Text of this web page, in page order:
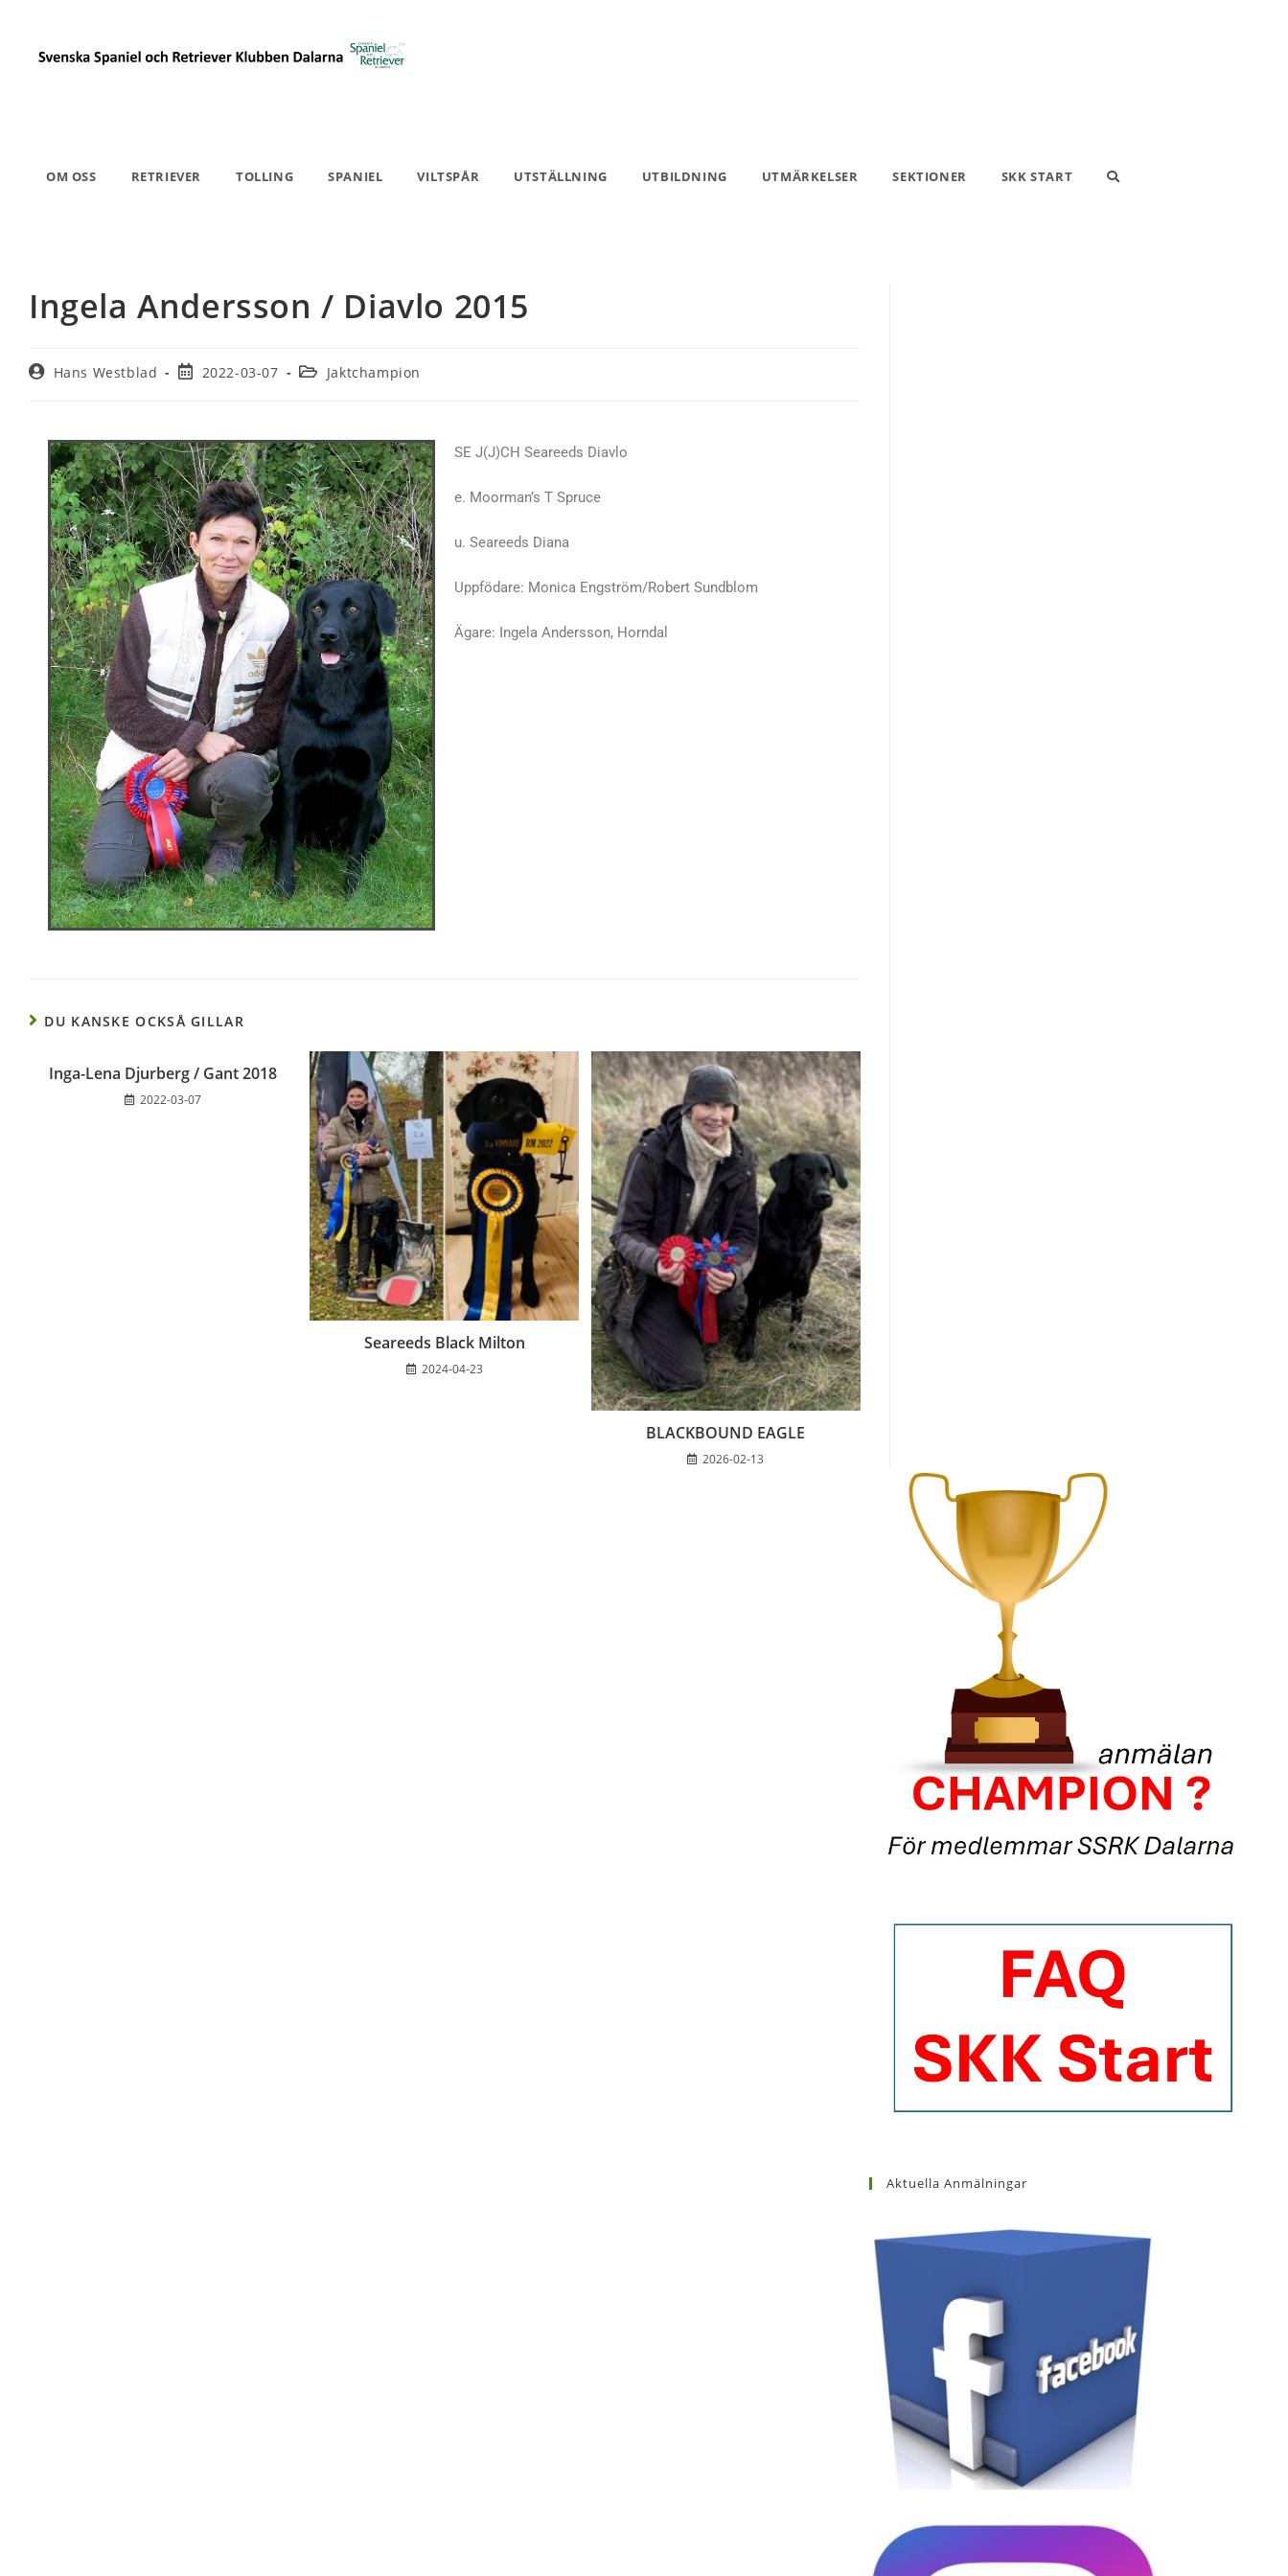
OM OSS RETRIEVER TOLLING SPANIEL VILTSPÅR UTSTÄLLNING UTBILDNING UTMÄRKELSER SEKTIONER SKK START
Ingela Andersson / Diavlo 2015
Hans Westblad 2022-03-07 Jaktchampion
SE J(J)CH Seareeds Diavlo
e. Moorman’s T Spruce
u. Seareeds Diana
Uppfödare: Monica Engström/Robert Sundblom
Ägare: Ingela Andersson, Horndal
DU KANSKE OCKSÅ GILLAR
Inga-Lena Djurberg / Gant 2018
2022-03-07
Seareeds Black Milton
2024-04-23
BLACKBOUND EAGLE
2026-02-13
Aktuella Anmälningar